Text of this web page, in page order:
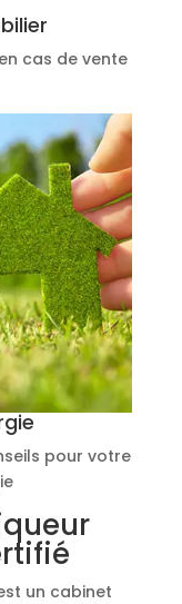
cas de vente
pour votre
un cabinet